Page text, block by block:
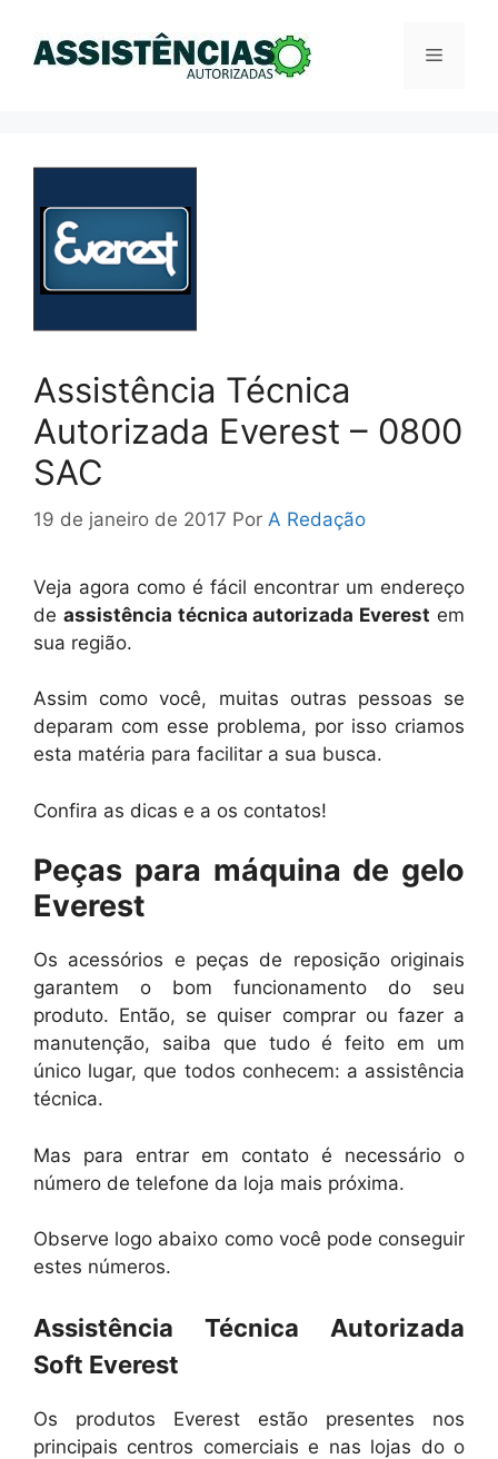
Menu
Assistência Técnica
Autorizada Everest – 0800
SAC
19 de janeiro de 2017 Por A Redação
Veja agora como é fácil encontrar um endereço
de assistência técnica autorizada Everest em
sua região.
Assim como você, muitas outras pessoas se
deparam com esse problema, por isso criamos
esta matéria para facilitar a sua busca.
Confira as dicas e a os contatos!
Peças para máquina de gelo
Everest
Os acessórios e peças de reposição originais
garantem o bom funcionamento do seu
produto. Então, se quiser comprar ou fazer a
manutenção, saiba que tudo é feito em um
único lugar, que todos conhecem: a assistência
técnica.
Mas para entrar em contato é necessário o
número de telefone da loja mais próxima.
Observe logo abaixo como você pode conseguir
estes números.
Assistência Técnica Autorizada
Soft Everest
Os produtos Everest estão presentes nos
principais centros comerciais e nas lojas do o